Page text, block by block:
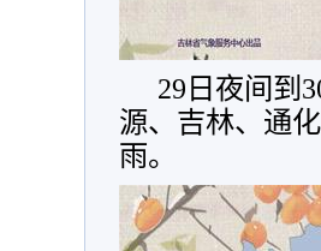
29日夜间到
源、吉林、通
雨。